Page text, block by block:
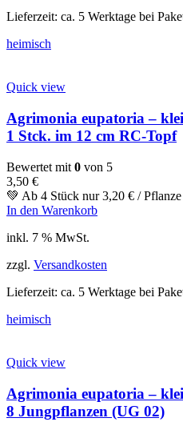
Lieferzeit: ca. 5 Werktage bei
heimisch
Quick view
Agrimonia eupatoria –
1 Stck. im 12 cm RC-Topf
Bewertet mit 0 von 5
3,50 €
💚 Ab 4 Stück nur3,20 € / Pflanze
In den Warenkorb
inkl. 7 % MwSt.
zzgl. Versandkosten
Lieferzeit: ca. 5 Werktage bei
heimisch
Quick view
Agrimonia eupatoria –
8 Jungpflanzen (UG 02)